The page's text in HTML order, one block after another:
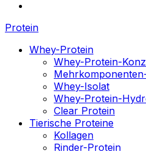
Protein
Whey-Protein
Whey-Protein-
Whey-Isolat
Whey-Protein-
Clear Protein
Tierische Proteine
Kollagen
Rinder-Protein